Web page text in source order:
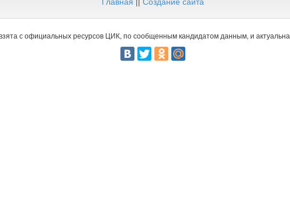
с официальных ресурсов ЦИК, по сообщенным кандидатом данным, и